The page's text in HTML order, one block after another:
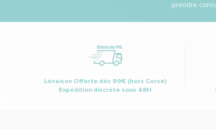
prendre
Livraison Offerte dès 99€ (hors Corse)
Expédition discrète sous 48H